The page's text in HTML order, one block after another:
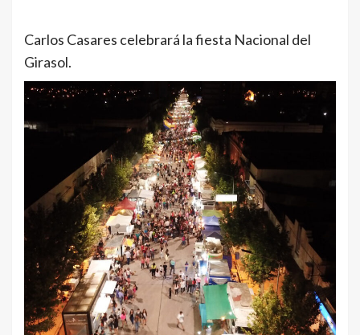
Carlos Casares celebrará la fiesta Nacional del
Girasol.